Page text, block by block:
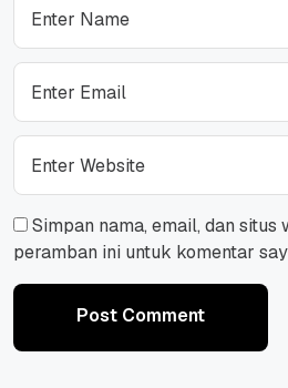
Simpan nama, email, dan situs
peramban ini untuk komentar
Post Comment